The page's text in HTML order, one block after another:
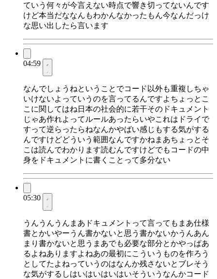
ていう何々が今言えない時点で響き切ってないんです
けど本当だななんもわかんなかったもん今なんだっけ
な思い出したら言います
04:59
なんでしょうねということでコード以外も重複しちゃ
いけないよっていうのを言ってるんですよちょっとこ
こに関してはね日本の社会的に若干そのドキュメント
じゃあ作れよってルールあったらいやこれはドライで
すって逆らったらねなんかやばい感じもする気がする
んですけどどういう範囲なんですかねまあちょっとそ
こは読んでわかります読むんですけどでもコードの中
身をドキュメントに書くことって多分ない
05:30
うんうんうんまあドキュメントって言ってもまあ仕様
書とかいやーうん書かないと思う書かないかうんあん
まり書かないと思うまあでも必要な部分とかやっぱあ
るよねありますよねあの最初にこういうものを作ろう
としてたよねっていうのはなんか残さないとブレそう
な気がするしはいはいはいはいそういうなんかコード